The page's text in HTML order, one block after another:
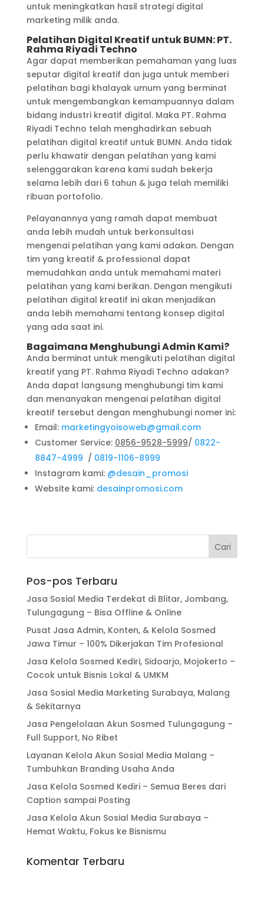
untuk meningkatkan hasil strategi digital
marketing milik anda.
Pelatihan Digital Kreatif untuk BUMN: PT.
Rahma Riyadi Techno
Agar dapat memberikan pemahaman yang luas
seputar digital kreatif dan juga untuk memberi
pelatihan bagi khalayak umum yang berminat
untuk mengembangkan kemampuannya dalam
bidang industri kreatif digital. Maka PT. Rahma
Riyadi Techno telah menghadirkan sebuah
pelatihan digital kreatif untuk BUMN. Anda tidak
perlu khawatir dengan pelatihan yang kami
selenggarakan karena kami sudah bekerja
selama lebih dari 6 tahun & juga telah memiliki
ribuan portofolio.
Pelayanannya yang ramah dapat membuat
anda lebih mudah untuk berkonsultasi
mengenai pelatihan yang kami adakan. Dengan
tim yang kreatif & professional dapat
memudahkan anda untuk memahami materi
pelatihan yang kami berikan. Dengan mengikuti
pelatihan digital kreatif ini akan menjadikan
anda lebih memahami tentang konsep digital
yang ada saat ini.
Bagaimana Menghubungi Admin Kami?
Anda berminat untuk mengikuti pelatihan digital
kreatif yang PT. Rahma Riyadi Techno adakan?
Anda dapat langsung menghubungi tim kami
dan menanyakan mengenai pelatihan digital
kreatif tersebut dengan menghubungi nomer ini:
Email: marketingyoisoweb@gmail.com
Customer Service: 0856-9528-5999/ 0822-
8847-4999 / 0819-1106-8999
Instagram kami: @desain_promosi
Website kami: desainpromosi.com
Pos-pos Terbaru
Jasa Sosial Media Terdekat di Blitar, Jombang,
Tulungagung – Bisa Offline & Online
Pusat Jasa Admin, Konten, & Kelola Sosmed
Jawa Timur – 100% Dikerjakan Tim Profesional
Jasa Kelola Sosmed Kediri, Sidoarjo, Mojokerto –
Cocok untuk Bisnis Lokal & UMKM
Jasa Sosial Media Marketing Surabaya, Malang
& Sekitarnya
Jasa Pengelolaan Akun Sosmed Tulungagung –
Full Support, No Ribet
Layanan Kelola Akun Sosial Media Malang –
Tumbuhkan Branding Usaha Anda
Jasa Kelola Sosmed Kediri – Semua Beres dari
Caption sampai Posting
Jasa Kelola Akun Sosial Media Surabaya –
Hemat Waktu, Fokus ke Bisnismu
Komentar Terbaru